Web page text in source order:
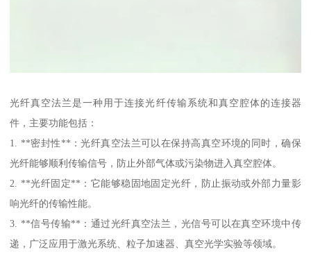
光纤真空法兰是一种用于连接光纤传输系统和真空腔体的连接器
件，主要功能包括：
1. **密封性**：光纤真空法兰可以在保持高真空环境的同时，确保
光纤能够顺利传输信号，防止外部气体或污染物进入真空腔体。
2. **光纤固定**：它能够稳固地固定光纤，防止振动或外部力量影
响光纤的传输性能。
3. **信号传输**：通过光纤真空法兰，光信号可以在真空环境中传
递，广泛应用于激光系统、粒子加速器、真空光学实验等领域。